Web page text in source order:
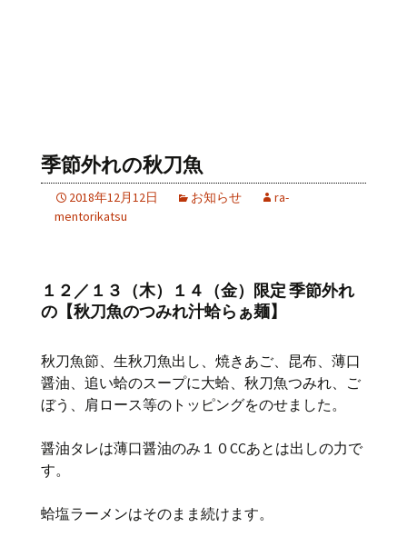
季節外れの秋刀魚
2018年12月12日 お知らせ
ra-
mentorikatsu
１２／１３（木）１４（金）限定 季節外れ
の【秋刀魚のつみれ汁蛤らぁ麺】
秋刀魚節、生秋刀魚出し、焼きあご、昆布、薄口
醤油、追い蛤のスープに大蛤、秋刀魚つみれ、ご
ぼう、肩ロース等のトッピングをのせました。
醤油タレは薄口醤油のみ１０CCあとは出しの力で
す。
蛤塩ラーメンはそのまま続けます。